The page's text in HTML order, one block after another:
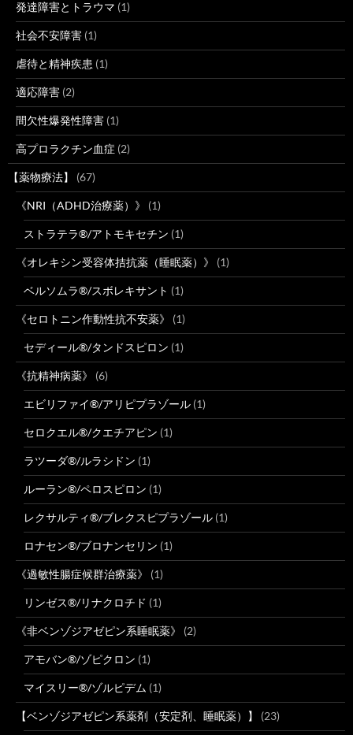
発達障害とトラウマ (1)
社会不安障害 (1)
虐待と精神疾患 (1)
適応障害 (2)
間欠性爆発性障害 (1)
高プロラクチン血症 (2)
【薬物療法】 (67)
《NRI（ADHD治療薬）》 (1)
ストラテラ®/アトモキセチン (1)
《オレキシン受容体拮抗薬（睡眠薬）》 (1)
ベルソムラ®/スボレキサント (1)
《セロトニン作動性抗不安薬》 (1)
セディール®/タンドスピロン (1)
《抗精神病薬》 (6)
エビリファイ®/アリピプラゾール (1)
セロクエル®/クエチアピン (1)
ラツーダ®/ルラシドン (1)
ルーラン®/ペロスピロン (1)
レクサルティ®/ブレクスピプラゾール (1)
ロナセン®/ブロナンセリン (1)
《過敏性腸症候群治療薬》 (1)
リンゼス®/リナクロチド (1)
《非ベンゾジアゼピン系睡眠薬》 (2)
アモバン®/ゾピクロン (1)
マイスリー®/ゾルピデム (1)
【ベンゾジアゼピン系薬剤（安定剤、睡眠薬）】 (23)